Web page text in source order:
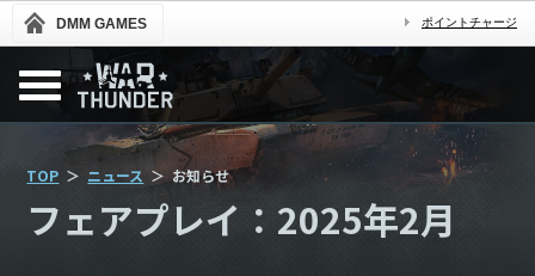
DMM GAMES ポイントチャージ
TOP ニュース お知らせ
フェアプレイ：2025年2月